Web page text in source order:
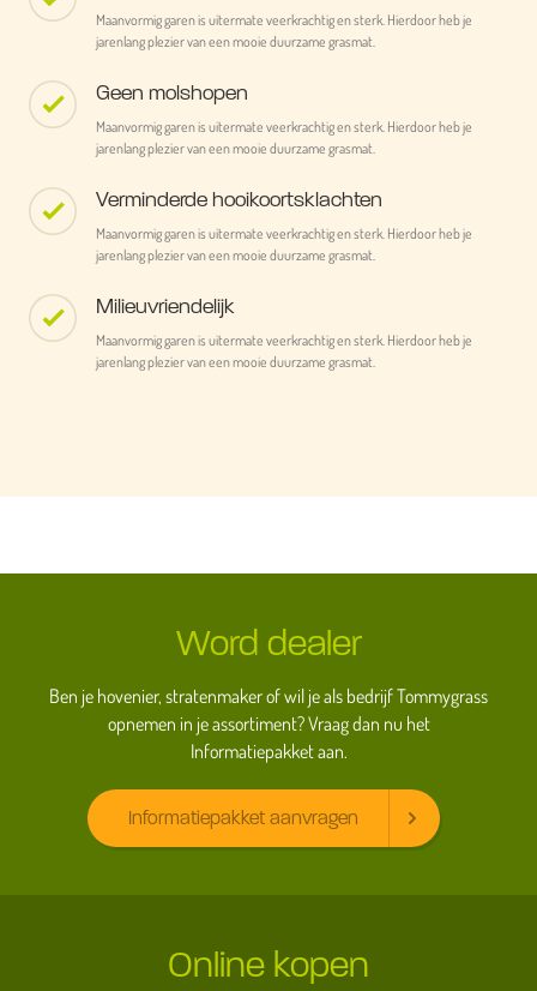
Maanvormig garen is uitermate veerkrachtig en sterk. Hierdoor heb je
jarenlang plezier van een mooie duurzame grasmat.
Geen molshopen
Maanvormig garen is uitermate veerkrachtig en sterk. Hierdoor heb je
jarenlang plezier van een mooie duurzame grasmat.
Verminderde hooikoortsklachten
Maanvormig garen is uitermate veerkrachtig en sterk. Hierdoor heb je
jarenlang plezier van een mooie duurzame grasmat.
Milieuvriendelijk
Maanvormig garen is uitermate veerkrachtig en sterk. Hierdoor heb je
jarenlang plezier van een mooie duurzame grasmat.
Word dealer
Ben je hovenier, stratenmaker of wil je als bedrijf Tommygrass
opnemen in je assortiment? Vraag dan nu het
Informatiepakket aan.
Informatiepakket aanvragen
Online kopen